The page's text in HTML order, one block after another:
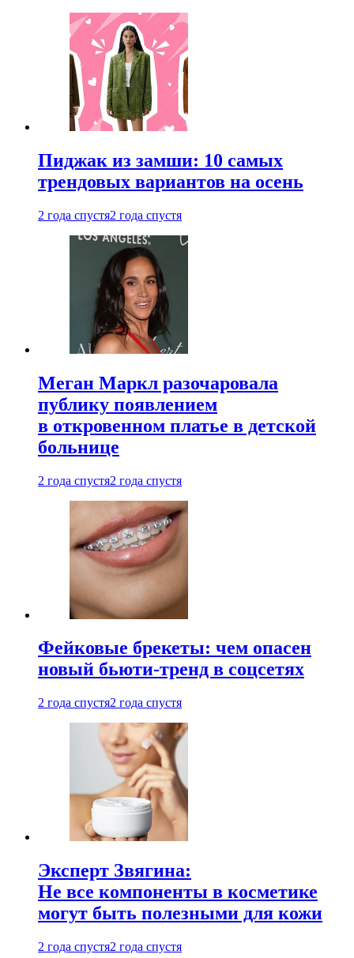
Пиджак из замши: 10 самых
трендовых вариантов на осень
2 года спустя2 года спустя
Меган Маркл разочаровала
публику появлением
в откровенном платье в детской
больнице
2 года спустя2 года спустя
Фейковые брекеты: чем опасен
новый бьюти-тренд в соцсетях
2 года спустя2 года спустя
Эксперт Звягина:
Не все компоненты в косметике
могут быть полезными для кожи
2 года спустя2 года спустя